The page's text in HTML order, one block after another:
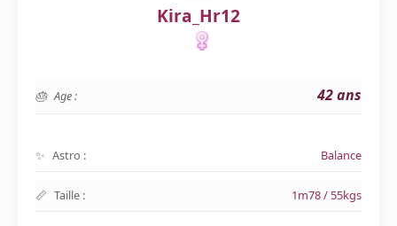
Kira_Hr12
Age : 42 ans
Astro : Balance
Taille : 1m78 / 55kgs